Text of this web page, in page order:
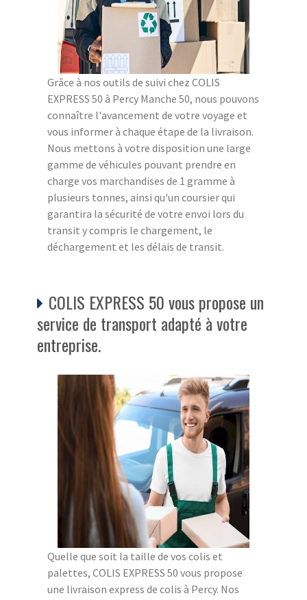
Grâce à nos outils de suivi chez COLIS
EXPRESS 50 à Percy Manche 50, nous pouvons
connaître l'avancement de votre voyage et
vous informer à chaque étape de la livraison.
Nous mettons à votre disposition une large
gamme de véhicules pouvant prendre en
charge vos marchandises de 1 gramme à
plusieurs tonnes, ainsi qu'un coursier qui
garantira la sécurité de votre envoi lors du
transit y compris le chargement, le
déchargement et les délais de transit.
COLIS EXPRESS 50 vous propose un
service de transport adapté à votre
entreprise.
Quelle que soit la taille de vos colis et
palettes, COLIS EXPRESS 50 vous propose
une livraison express de colis à Percy. Nos